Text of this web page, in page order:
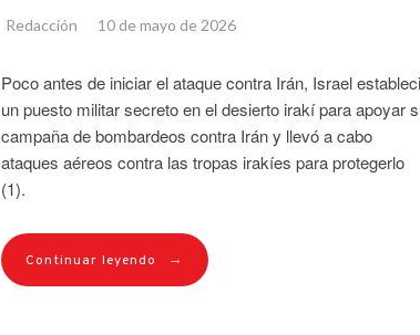
Redacción 10 de mayo de 2026
Poco antes de iniciar el ataque contra Irán, Israel
un puesto militar secreto en el desierto irakí para apoyar
campaña de bombardeos contra Irán y llevó a cabo
ataques aéreos contra las tropas irakíes para protegerlo
(1).
Continuar leyendo →